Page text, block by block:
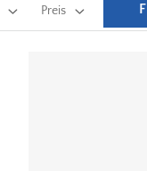
Preis